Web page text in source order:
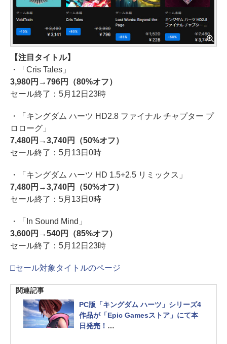
【注目タイトル】
・「Cris Tales」
3,980円→796円（80%オフ）
セール終了：5月12日23時
・「キングダム ハーツ HD2.8 ファイナル チャプター プ
ロローグ」
7,480円→3,740円（50%オフ）
セール終了：5月13日0時
・「キングダム ハーツ HD 1.5+2.5 リミックス」
7,480円→3,740円（50%オフ）
セール終了：5月13日0時
・「In Sound Mind」
3,600円→540円（85%オフ）
セール終了：5月12日23時
□セール対象タイトルのページ
関連記事
PC版「キングダム ハーツ」シリーズ4
作品が「Epic Gamesストア」にて本
日発売！